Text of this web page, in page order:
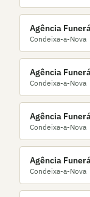
Agência
Condeixa
Condeixa-a-Nova
Agência
Condeixa-a-Nova
Agência
Silva, Lda.)
Condeixa-a-Nova
Agência
Condeixa-a-Nova